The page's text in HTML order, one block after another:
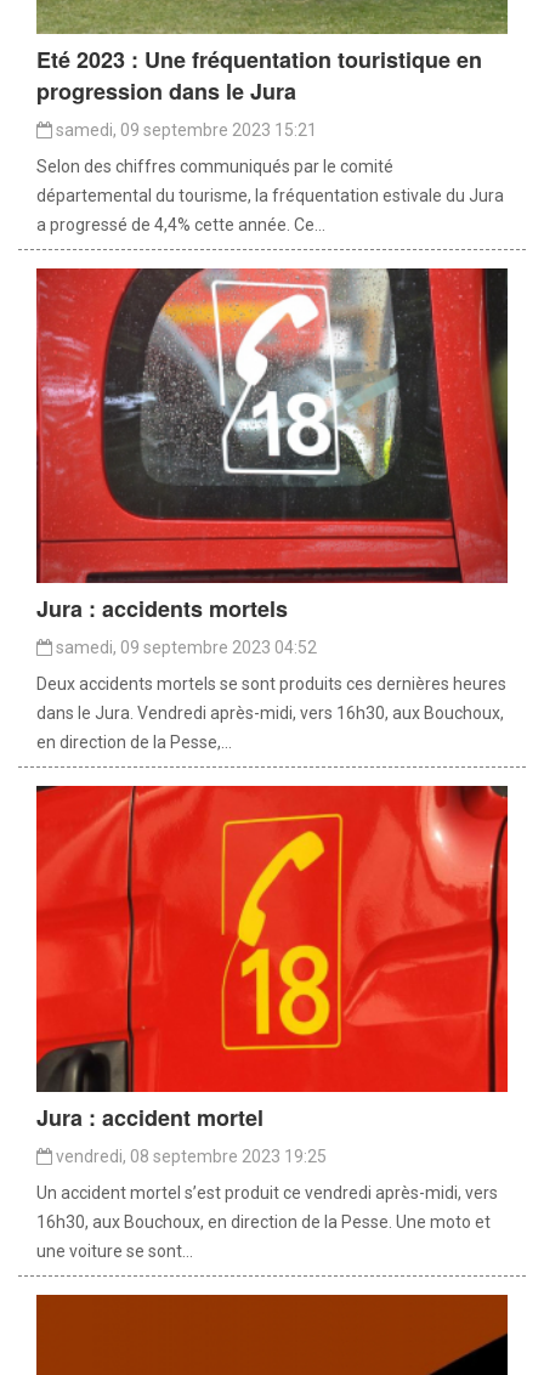
Eté 2023 : Une fréquentation touristique en
progression dans le Jura
samedi, 09 septembre 2023 15:21
Selon des chiffres communiqués par le comité
départemental du tourisme, la fréquentation estivale du Jura
a progressé de 4,4% cette année. Ce...
Jura : accidents mortels
samedi, 09 septembre 2023 04:52
Deux accidents mortels se sont produits ces dernières heures
dans le Jura. Vendredi après-midi, vers 16h30, aux Bouchoux,
en direction de la Pesse,...
Jura : accident mortel
vendredi, 08 septembre 2023 19:25
Un accident mortel s’est produit ce vendredi après-midi, vers
16h30, aux Bouchoux, en direction de la Pesse. Une moto et
une voiture se sont...